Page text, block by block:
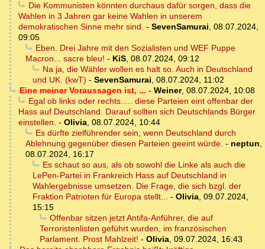
Die Kommunisten könnten durchaus dafür sorgen, dass die
Wahlen in 3 Jahren gar keine Wahlen in unserem
demokratischen Sinne mehr sind. - SevenSamurai, 08.07.2024,
09:05
Eben. Drei Jahre mit den Sozialisten und WEF Puppe
Macron... sacre bleu! - KiS, 08.07.2024, 09:12
Na ja, die Wähler wollen es halt so. Auch in Deutschland
und UK. (kwT) - SevenSamurai, 08.07.2024, 11:02
Eine meiner Voraussagen ist, ... - Weiner, 08.07.2024, 10:08
Egal ob links oder rechts..... diese Parteien eint offenbar der
Hass auf Deutschland. Darauf sollten sich Deutschlands Bürger
einstellen. - Olivia, 08.07.2024, 10:44
Es dürfte zielführender sein, wenn Deutschland durch
Ablehnung gegenüber diesen Parteien geeint würde. - neptun,
08.07.2024, 16:17
Es schaut so aus, als ob sowohl die Linke als auch die
LePen-Partei in Frankreich Hass auf Deutschland in
Wahlergebnisse umsetzen. Die Frage, die sich bzgl. der
Fraktion Patrioten für Europa stellt... - Olivia, 09.07.2024,
15:15
Offenbar sitzen jetzt Antifa-Anführer, die auf
Terroristenlisten geführt wurden, im französischen
Parlament. Prost Mahlzeit! - Olivia, 09.07.2024, 16:43